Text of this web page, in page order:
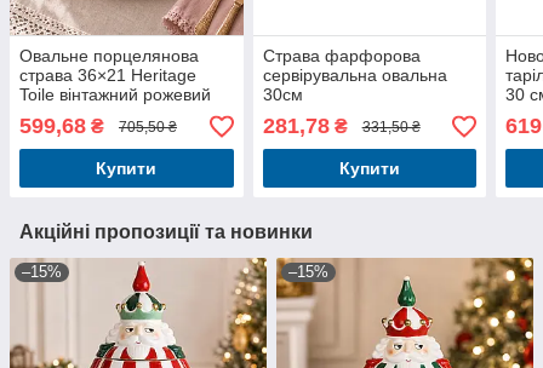
Овальне порцелянова
страва 36×21 Heritage
Toile вінтажний рожевий
599,68 ₴ 705,50 ₴
Купити
Страва фарфорова
сервірувальна овальна
30см
281,78₴ 331,50 ₴
Купити
30
Акційні пропозиції та новинки
–15% –15%